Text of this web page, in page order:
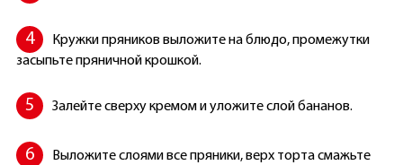
Кружки пряников выложите на блюдо, промежутки
засыпьте пряничной крошкой.
Залейте сверху кремом и уложите слой бананов.
Выложите слоями все пряники, верх торта смажьте